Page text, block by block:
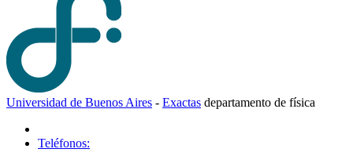
Universidad de Buenos Aires - Exactas departamento de física
Teléfonos: